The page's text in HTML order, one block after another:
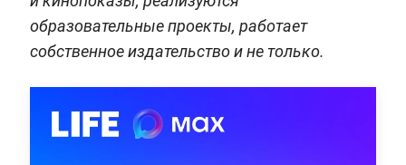
образовательные проекты, работает
собственное издательство и не только.